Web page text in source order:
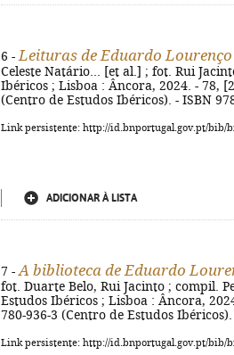
6 - Leituras de Eduardo Lourenço
Celeste Natário... [et al.] ; fot. Rui
Ibéricos ; Lisboa : Âncora, 2024. - 78,
(Centro de Estudos Ibéricos). - ISBN
Link persistente: http://id.bnportugal.gov.pt/bib/
ADICIONAR À LISTA
7 - A biblioteca de Eduardo
fot. Duarte Belo, Rui Jacinto ; compil.
Estudos Ibéricos ; Lisboa : Âncora,
780-936-3 (Centro de Estudos
Link persistente: http://id.bnportugal.gov.pt/bib/